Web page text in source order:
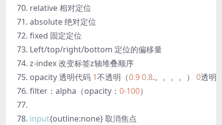
relative 相对定位
absolute 绝对定位
fixed 固定定位
Left/top/right/bottom 定位的偏移量
z-index 改变标签z轴堆叠顺序
opacity 透明代码 1不透明（0.90.8.。。。。） 0透明
filter：alpha（opacity： 0-100）
input{outline:none} 取消焦点